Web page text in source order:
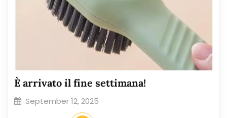
È arrivato il fine settimana!
September 12, 2025